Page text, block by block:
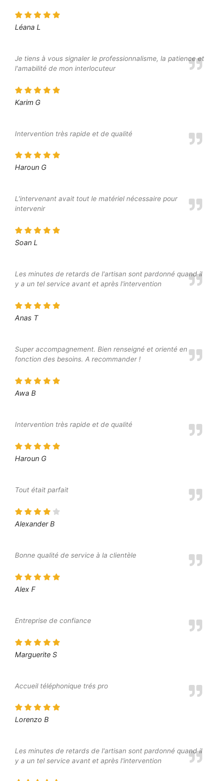
Léana L
Je tiens à vous signaler le professionnalisme, la patience et
l'amabilité de mon interlocuteur
Karim G
Intervention très rapide et de qualité
Haroun G
L'intervenant avait tout le matériel nécessaire pour
intervenir
Soan L
Les minutes de retards de l'artisan sont pardonné quand il
y a un tel service avant et après l'intervention
Anas T
Super accompagnement. Bien renseigné et orienté en
fonction des besoins. A recommander !
Awa B
Intervention très rapide et de qualité
Haroun G
Tout était parfait
Alexander B
Bonne qualité de service à la clientèle
Alex F
Entreprise de confiance
Marguerite S
Accueil téléphonique trés pro
Lorenzo B
Les minutes de retards de l'artisan sont pardonné quand il
y a un tel service avant et après l'intervention